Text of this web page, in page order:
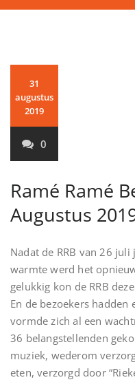
31
augustus
2019
0
Ramé Ramé
Augustus
Nadat de RRB van 26
warmte werd het
gelukkig kon de RRB
En de bezoekers
vormde zich al een
36 belangstellenden
muziek, wederom
eten, verzorgd door